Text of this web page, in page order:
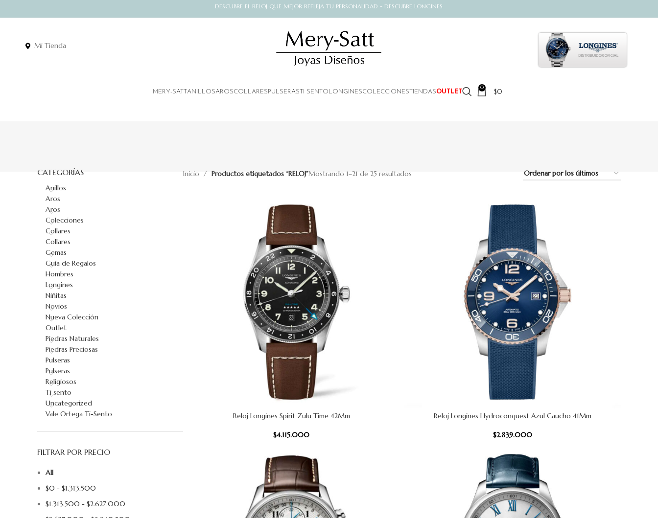
DESCUBRE EL RELOJ QUE MEJOR REFLEJA TU PERSONALIDAD - DESCUBRE LONGINES
Mi Tienda
MERY-SATTANILLOSAROSCOLLARES PULSERASTI SENTO LONGINESCOLECCIONESTIENDASOUTLET
0 $0
CATEGORÍAS
Anillos
Aros
Aros
Colecciones
Collares
Collares
Gemas
Guía de Regalos
Hombres
Longines
Niñitas
Novios
Nueva Colección
Outlet
Piedras Naturales
Piedras Preciosas
Pulseras
Pulseras
Religiosos
Ti sento
Uncategorized
Vale Ortega Ti-Sento
FILTRAR POR PRECIO
All
$0 - $1.313.500
$1.313.500 - $2.627.000
Inicio Productos etiquetados “RELOJ”Mostrando 1–21 de 25 resultados
AÑADIR AL CARRITOReloj Longines Spirit Zulu Time 42Mm
$4.115.000
AÑADIR AL CARRITO
Reloj Longines Hydroconquest Azul Caucho 41Mm
$2.839.000